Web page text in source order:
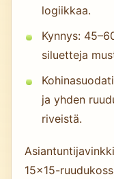
logiikkaa.
Kynnys:
siluetteja
ja yhden
riveistä.
15×15-